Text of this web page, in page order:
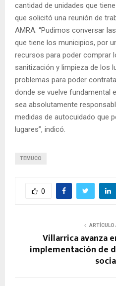
cantidad de unidades que
que solicitó una reunión de
AMRA. “Pudimos conversar
que tiene los municipios, por
recursos para poder comprar
sanitización y limpieza de los
problemas para poder
donde se vuelve fundamental
sea absolutamente
medidas de autocuidado que
lugares”, indicó.
TEMUCO
0
ARTÍCULO
Villarrica avanza
implementación de